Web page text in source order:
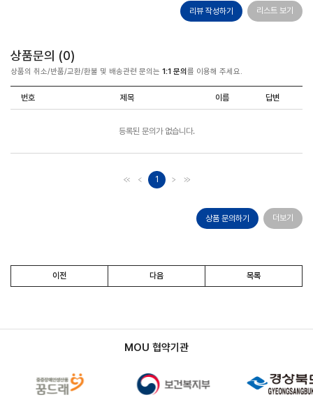
리뷰 작성하기 리스트 보기
상품문의 (0)
상품의 취소/반품/교환/환불 및 배송관련 문의는 1:1 문의를 이용해 주세요.
번호 제목 이름 답변
등록된 문의가 없습니다.
1
상품 문의하기 더보기
이전 다음 목록
MOU 협약기관